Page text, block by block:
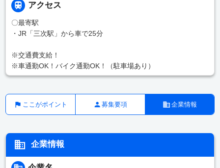
アクセス
〇最寄駅
・JR「三次駅」から車で25分
※交通費支給！
※車通勤OK！バイク通勤OK！（駐車場あり）
ここがポイント 募集要項 企業情報
企業情報